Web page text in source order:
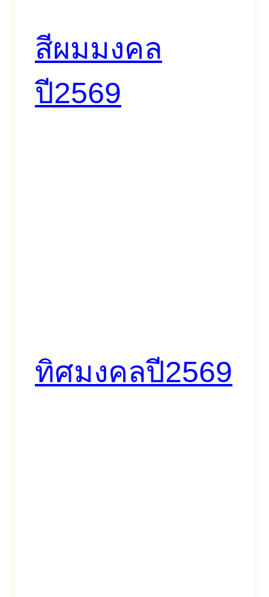
สีผมมงคล
ปี2569
ทิศมงคลปี2569